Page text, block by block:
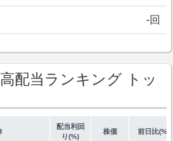
-回
高配当ランキング トッ
配当利回
り(%)
株価 前日比(%)